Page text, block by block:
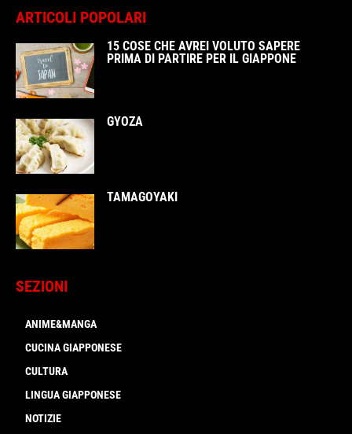
ARTICOLI POPOLARI
15 COSE CHE AVREI VOLUTO SAPERE
PRIMA DI PARTIRE PER IL GIAPPONE
GYOZA
TAMAGOYAKI
SEZIONI
ANIME&MANGA
CUCINA GIAPPONESE
CULTURA
LINGUA GIAPPONESE
NOTIZIE